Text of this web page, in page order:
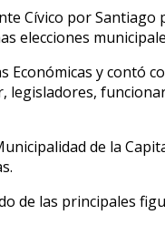
Cívico por
elecciones
Económicas y
legisladores,
de la
de las principales